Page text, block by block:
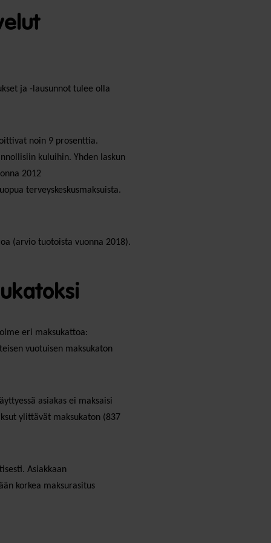
ja -lausunnot tulee olla
noin 9 prosenttia.
kuluihin. Yhden laskun
2012
terveyskeskusmaksuista.
(arvio tuotoista vuonna 2018).
eri maksukattoa:
vuotuisen maksukaton
asiakas ei maksaisi
ylittävät maksukaton (837
Asiakkaan
korkea maksurasitus